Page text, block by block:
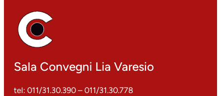
Sala Convegni Lia Varesio
tel: 011/31.30.390 – 011/31.30.778